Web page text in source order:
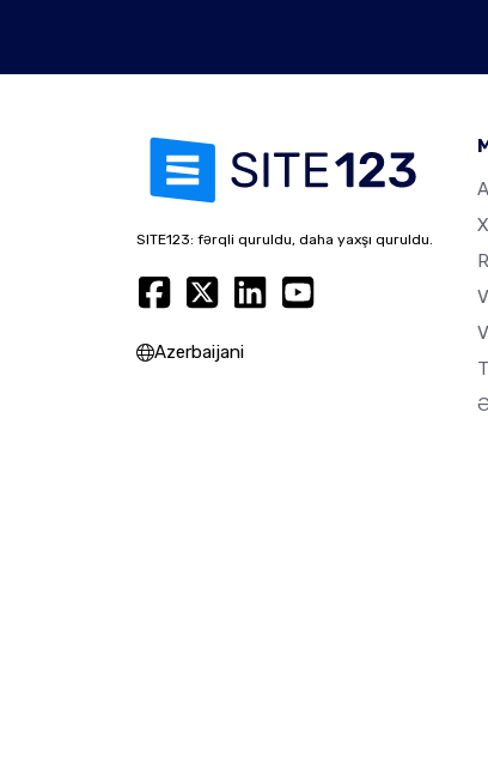
SITE123: fərqli quruldu, daha yaxşı quruldu.
Azerbaijani